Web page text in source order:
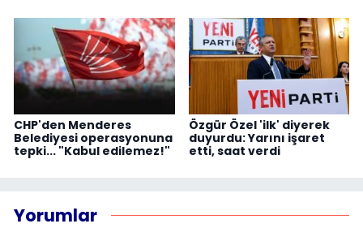
CHP'den Menderes
Belediyesi operasyonuna
tepki... "Kabul edilemez!"
Özgür Özel 'ilk' diyerek
duyurdu: Yarını işaret
etti, saat verdi
Yorumlar